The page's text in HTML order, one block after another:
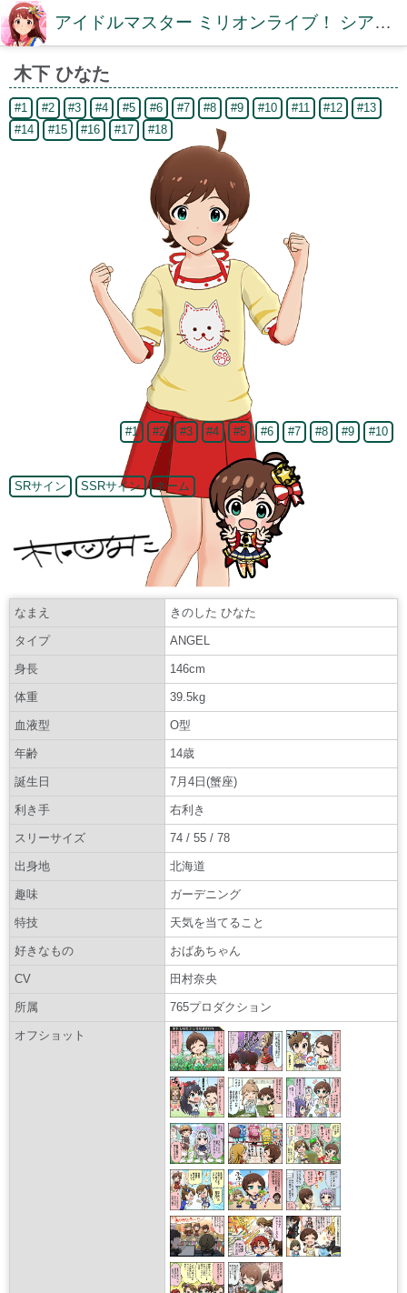
アイドルマスター ミリオンライブ！ シアターデイズDB【ミリシタDB】
木下 ひなた
#1 #2 #3 #4 #5 #6 #7 #8 #9 #10 #11 #12
#13
#14
#15 #16 #17 #18
#1 #2 #3 #4 #5 #6 #7 #8 #9 #10
SRサイン SSRサイン ネーム
なまえ きのした ひなた
タイプ ANGEL
身長 146cm
体重 39.5kg
血液型 O型
年齢 14歳
誕生日 7月4日(蟹座)
利き手 右利き
スリーサイズ 74 / 55 / 78
出身地 北海道
趣味 ガーデニング
特技 天気を当てること
好きなもの おばあちゃん
CV 田村奈央
所属 765プロダクション
オフショット